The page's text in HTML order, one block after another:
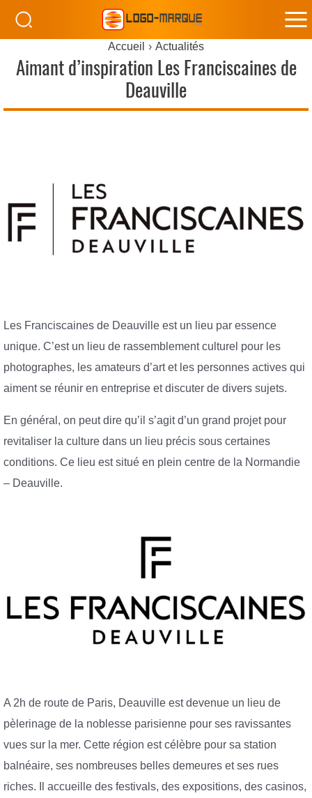
Accueil Actualités
Aimant d’inspiration Les Franciscaines de
Deauville
Les Franciscaines de Deauville est un lieu par essence
unique. C’est un lieu de rassemblement culturel pour les
photographes, les amateurs d’art et les personnes actives qui
aiment se réunir en entreprise et discuter de divers sujets.
En général, on peut dire qu’il s’agit d’un grand projet pour
revitaliser la culture dans un lieu précis sous certaines
conditions. Ce lieu est situé en plein centre de la Normandie
– Deauville.
A 2h de route de Paris, Deauville est devenue un lieu de
pèlerinage de la noblesse parisienne pour ses ravissantes
vues sur la mer. Cette région est célèbre pour sa station
balnéaire, ses nombreuses belles demeures et ses rues
riches. Il accueille des festivals, des expositions, des casinos,